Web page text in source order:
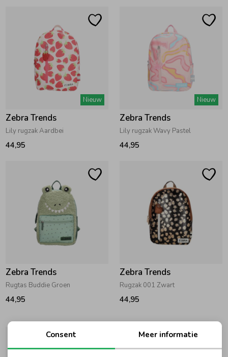
Winteraccessoires
Nieuw
Zebra Trends
Lily rugzak Aardbei
44,95
Nieuw
Zebra Trends
Lily rugzak Wavy Pastel
44,95
Zebra Trends
Rugtas Buddie Groen
44,95
Zebra Trends
Rugzak 001 Zwart
44,95
Consent Meer informatie